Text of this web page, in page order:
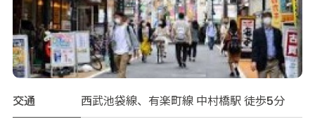
交通
西武池袋線、有楽町線 中村橋駅 徒歩5分